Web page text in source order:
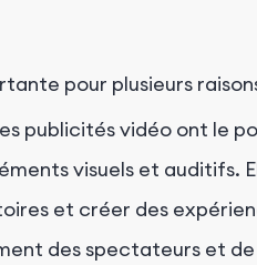
pour plusieurs
publicités vidéo ont le
visuels et auditifs.
et créer des
des spectateurs et